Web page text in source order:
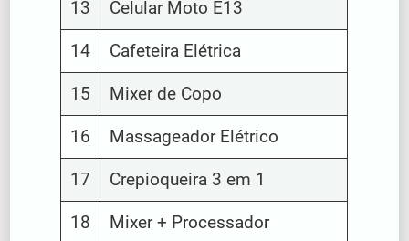
13 Celular Moto E13
14 Cafeteira Elétrica
15 Mixer de Copo
16 Massageador Elétrico
17 Crepioqueira 3 em 1
18 Mixer + Processador